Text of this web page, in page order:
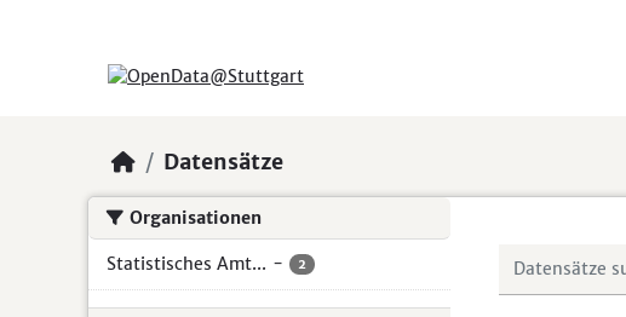
Datensätze
Organisationen
Statistisches Amt... - 2